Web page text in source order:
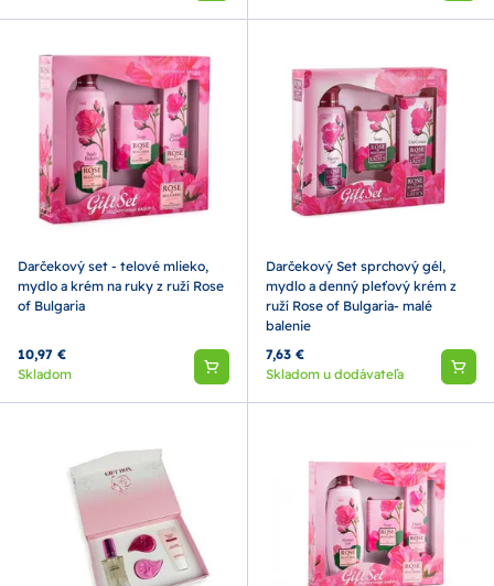
Darčekový set - telové mlieko,
mydlo a krém na ruky z ruží Rose
of Bulgaria
10,97 €
Skladom
Darčekový Set sprchový gél,
mydlo a denný pleťový krém z
ruží Rose of Bulgaria- malé
balenie
7,63 €
Skladom u dodávateľa